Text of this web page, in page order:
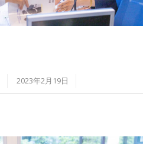
2023年2月19日